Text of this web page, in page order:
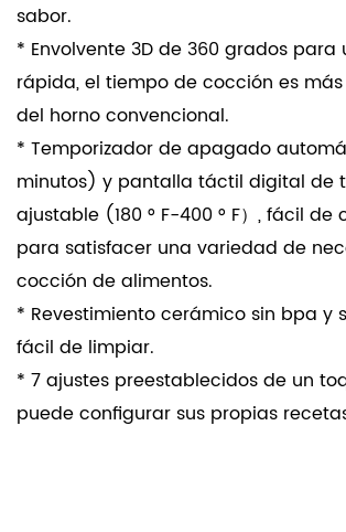
sabor.
* Envolvente 3D de 360 grados
rápida, el tiempo de cocción es
del horno convencional.
* Temporizador de apagado
minutos) y pantalla táctil digital de
ajustable (180 ° F-400 ° F）, fácil de
para satisfacer una variedad de
cocción de alimentos.
* Revestimiento cerámico sin bpa y
fácil de limpiar.
* 7 ajustes preestablecidos de un
puede configurar sus propias